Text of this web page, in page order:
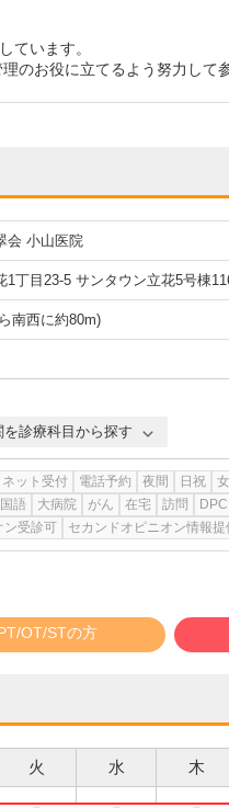
ています。
のお役に立てるよう努力して
会 小山医院
1丁目23-5 サンタウン立花5号棟
南西に約80m)
診療科目から探す
ネット受付 電話予約 夜間 日祝
語 大病院 がん 在宅 訪問 DPC
ン受診可
セカンドオピニオン情報提
OT/STの方
火 水 木